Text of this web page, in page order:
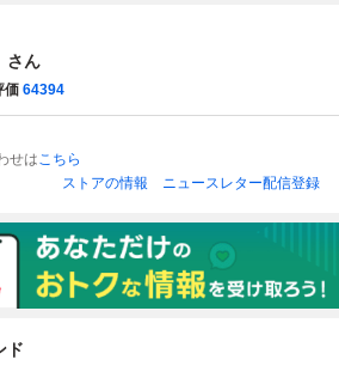
さん
価 64394
せはこちら
ストアの情報
ニュースレター配信登録
ド